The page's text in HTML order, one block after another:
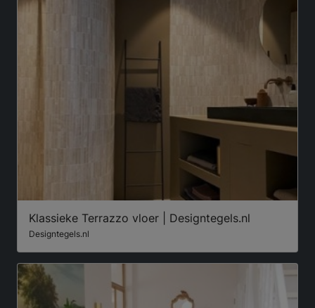
Klassieke Terrazzo vloer | Designtegels.nl
Designtegels.nl